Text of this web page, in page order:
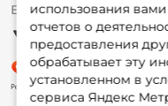
использования вами
отчетов о
предоставления
обрабатывает эту
установленном в
сервиса Яндекс
Ежедневно 10:00 до